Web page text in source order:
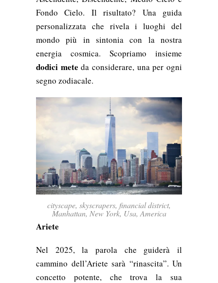
Fondo Cielo. Il risultato? Una guida
personalizzata che rivela i luoghi del
mondo più in sintonia con la nostra
energia cosmica. Scopriamo insieme
dodici mete da considerare, una per ogni
segno zodiacale.
cityscape, skyscrapers, financial district,
Manhattan, New York, Usa, America
Ariete
Nel 2025, la parola che guiderà il
cammino dell’Ariete sarà “rinascita”. Un
concetto potente, che trova la sua